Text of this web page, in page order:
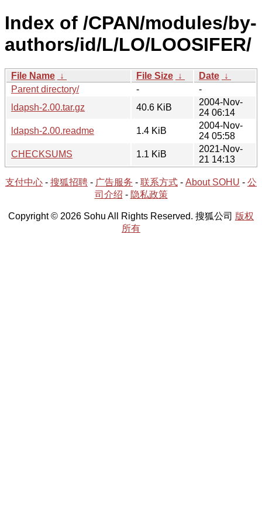
Index of /CPAN/modules/by-
authors/id/L/LO/LOOSIFER/
File Name ↓ File Size ↓ Date ↓
Parent directory/
-
-
ldapsh-2.00.tar.gz
40.6 KiB
2004-Nov-
24 06:14
ldapsh-2.00.readme
1.4 KiB
2004-Nov-
24 05:58
CHECKSUMS
1.1 KiB
2021-Nov-
21 14:13
支付中心 - 搜狐招聘 - 广告服务 - 联系方式 - About SOHU - 公
司介绍 - 隐私政策
Copyright © 2026 Sohu All Rights Reserved. 搜狐公司 版权
所有